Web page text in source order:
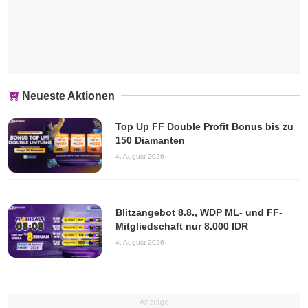
Neueste Aktionen
Top Up FF Double Profit Bonus bis zu
150 Diamanten
4. August 2026
Blitzangebot 8.8., WDP ML- und FF-
Mitgliedschaft nur 8.000 IDR
4. August 2026
Anzeige